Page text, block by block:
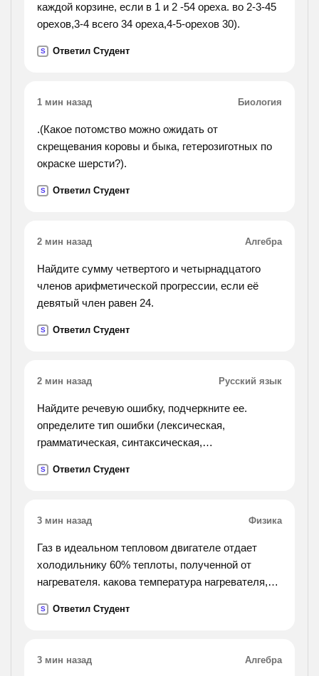
каждой корзине, если в 1 и 2 -54 ореха. во 2-3-45
орехов,3-4 всего 34 ореха,4-5-орехов 30).
S Ответил Студент
1 мин назад Биология
.(Какое потомство можно ожидать от
скрещевания коровы и быка, гетерозиготных по
окраске шерсти?).
S Ответил Студент
2 мин назад Алгебра
Найдите сумму четвертого и четырнадцатого
членов арифметической прогрессии, если её
девятый член равен 24.
S Ответил Студент
2 мин назад Русский язык
Найдите речевую ошибку, подчеркните ее.
определите тип ошибки (лексическая,
грамматическая, синтаксическая,
вариант предложения. 1)полезная емкость
проблемах. 3)нога провалилась в снег почти до
колена. их трудно было вытаскивать. 4)за
последний год спортсмены достигнули больших
успехов. 5)он ругает нелепые порядки,
хирургическом отделении. 6)на конференции
7)основание гортани образует перстневидный
S Ответил Студент
3 мин назад Физика
Газ в идеальном тепловом двигателе отдает
холодильнику 60% теплоты, полученной от
нагревателя. какова температура нагревателя,
S Ответил Студент
3 мин назад Алгебра